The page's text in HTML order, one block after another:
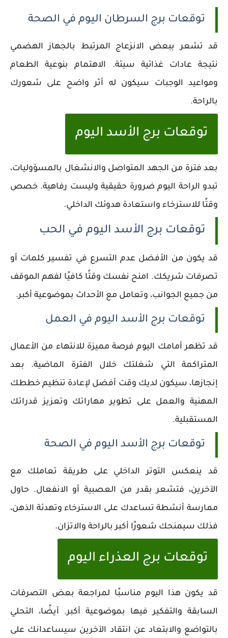
توقعات برج السرطان اليوم في الصحة
قد تشعر ببعض الانزعاج المرتبط بالجهاز الهضمي
نتيجة عادات غذائية سيئة. الاهتمام بنوعية الطعام
ومواعيد الوجبات سيكون له أثر واضح على شعورك
بالراحة.
توقعات برج الأسد اليوم
بعد فترة من الجهد المتواصل والانشغال بالمسؤوليات،
تبدو الراحة اليوم ضرورة حقيقية وليست رفاهية. خصص
وقتًا للاسترخاء واستعادة هدوئك الداخلي.
توقعات برج الأسد اليوم في الحب
قد يكون من الأفضل عدم التسرع في تفسير كلمات أو
تصرفات شريكك. امنح نفسك وقتًا كافيًا لفهم الموقف
من جميع الجوانب، وتعامل مع الأحداث بموضوعية أكبر.
توقعات برج الأسد اليوم في العمل
قد تظهر أمامك اليوم فرصة مميزة للانتهاء من الأعمال
المتراكمة التي شغلتك خلال الفترة الماضية. بعد
إنجازها، سيكون لديك وقت أفضل لإعادة تنظيم خططك
المهنية والعمل على تطوير مهاراتك وتعزيز قدراتك
المستقبلية.
توقعات برج الأسد اليوم في الصحة
قد ينعكس التوتر الداخلي على طريقة تعاملك مع
الآخرين، فتشعر بقدر من العصبية أو الانفعال. حاول
ممارسة أنشطة تساعدك على الاسترخاء وتهدئة الذهن،
فذلك سيمنحك شعورًا أكبر بالراحة والاتزان.
توقعات برج العذراء اليوم
قد يكون هذا اليوم مناسبًا لمراجعة بعض التصرفات
السابقة والتفكير فيها بموضوعية أكبر. أيضًا، التحلي
بالتواضع والابتعاد عن انتقاد الآخرين سيساعدانك على